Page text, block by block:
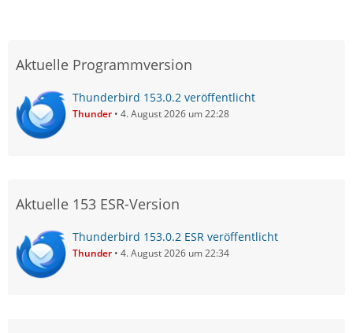
Aktuelle Programmversion
Thunderbird 153.0.2 veröffentlicht
Thunder 4. August 2026 um 22:28
Aktuelle 153 ESR-Version
Thunderbird 153.0.2 ESR veröffentlicht
Thunder 4. August 2026 um 22:34